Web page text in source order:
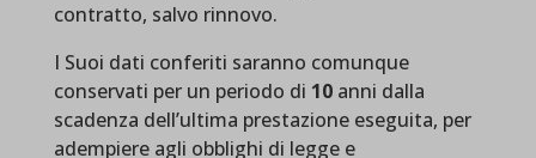
contratto, salvo rinnovo.
I Suoi dati conferiti saranno comunque
conservati per un periodo di 10anni dalla
scadenza dell’ultima prestazione eseguita, per
adempiere agli obblighi di legge e